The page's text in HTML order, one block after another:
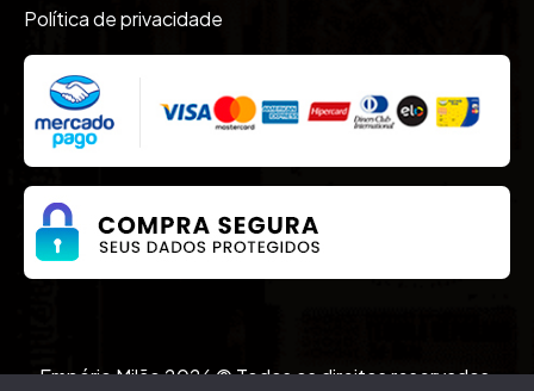
Política de privacidade
Empório Milão 2026 © Todos os direitos reservados.